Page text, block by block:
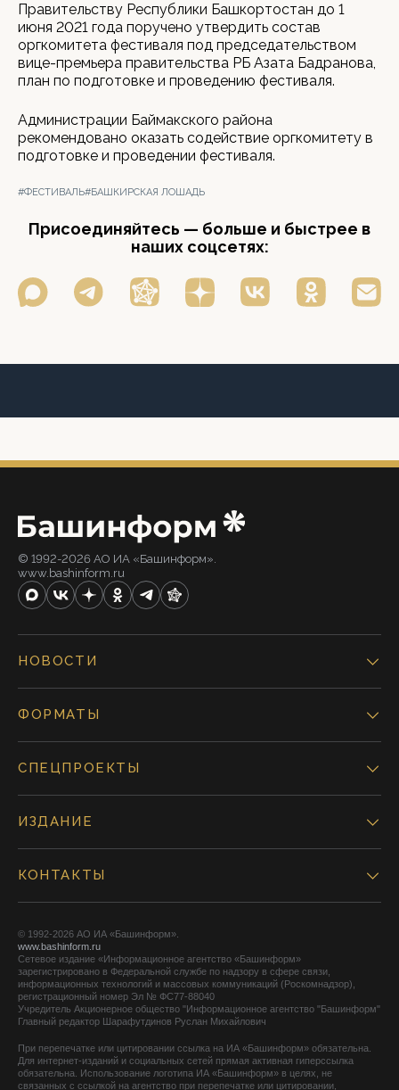
Правительству Республики Башкортостан до 1
июня 2021 года поручено утвердить состав
оргкомитета фестиваля под председательством
вице-премьера правительства РБ Азата Бадранова,
план по подготовке и проведению фестиваля.
Администрации Баймакского района
рекомендовано оказать содействие оргкомитету в
подготовке и проведении фестиваля.
#ФЕСТИВАЛЬ#БАШКИРСКАЯ ЛОШАДЬ
Присоединяйтесь — больше и быстрее в
наших соцсетях:
© 1992-2026 АО ИА «Башинформ».
www.bashinform.ru
НОВОСТИ
ФОРМАТЫ
СПЕЦПРОЕКТЫ
ИЗДАНИЕ
КОНТАКТЫ
© 1992-2026 АО ИА «Башинформ».
www.bashinform.ru
Сетевое издание «Информационное агентство «Башинформ»
зарегистрировано в Федеральной службе по надзору в сфере связи,
информационных технологий и массовых коммуникаций (Роскомнадзор),
регистрационный номер Эл № ФС77-88040
Учредитель Акционерное общество "Информационное агентство "Башинформ"
Главный редактор Шарафутдинов Руслан Михайлович
При перепечатке или цитировании ссылка на ИА «Башинформ» обязательна.
Для интернет-изданий и социальных сетей прямая активная гиперссылка
обязательна. Использование логотипа ИА «Башинформ» в целях, не
связанных с ссылкой на агентство при перепечатке или цитировании,